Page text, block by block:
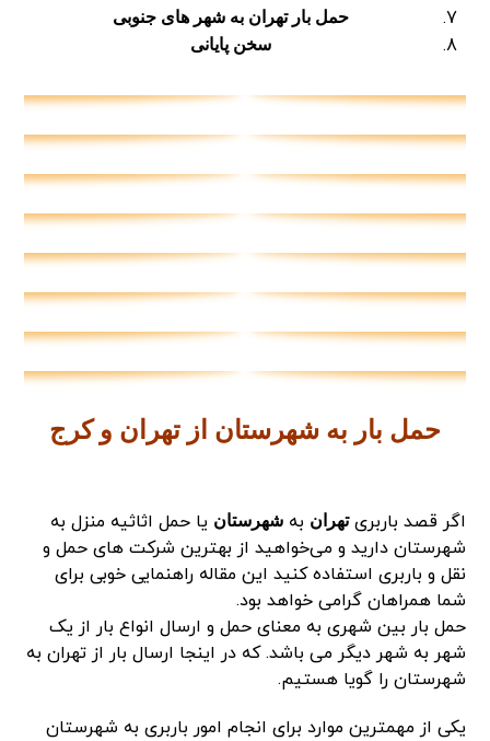
حمل بار تهران به شهر های جنوبی
سخن پایانی
حمل بار به شهرستان از تهران و کرج
اگر قصد باربریتهران بهشهرستان یا حمل اثاثیه منزل به
شهرستان دارید و می‌خواهید از بهترین شرکت های حمل و
نقل و باربری استفاده کنید این مقاله راهنمایی خوبی برای
شما همراهان گرامی خواهد بود.
حمل بار بین شهری به معنای حمل و ارسال انواع بار از یک
شهر به شهر دیگر می باشد. که در اینجا ارسال بار از تهران به
شهرستان را گویا هستیم.
یکی از مهمترین موارد برای انجام امور باربری به شهرستان